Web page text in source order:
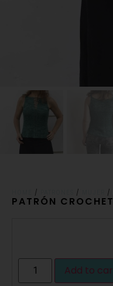
/ / /
PATRÓN
Add to